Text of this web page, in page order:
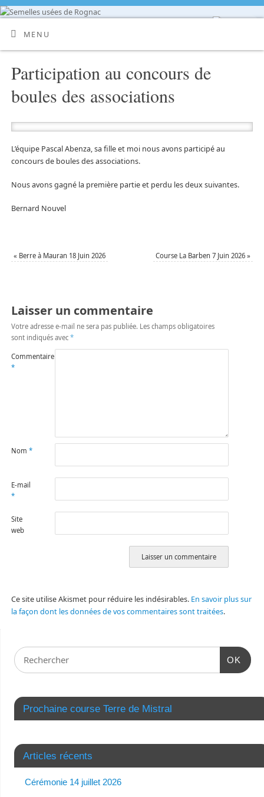
MENU
Participation au concours de
boules des associations
L’équipe Pascal Abenza, sa fille et moi nous avons participé au
concours de boules des associations.
Nous avons gagné la première partie et perdu les deux suivantes.
Bernard Nouvel
« Berre à Mauran 18 Juin 2026 Course La Barben 7 Juin 2026»
Laisser un commentaire
Votre adresse e-mail ne sera pas publiée. Les champs obligatoires
sont indiqués avec *
Commentaire
*
Nom *
E-mail
*
Site
web
Ce site utilise Akismet pour réduire les indésirables. En savoir plus sur
la façon dont les données de vos commentaires sont traitées.
OK
Prochaine course Terre de Mistral
Articles récents
Cérémonie 14 juillet 2026